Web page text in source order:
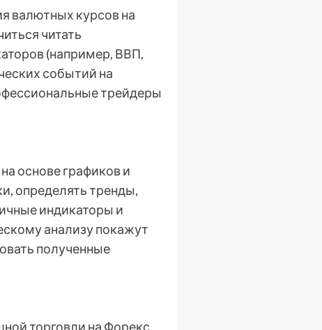
валютных курсов на
читать
(например, ВВП,
событий на
трейдеры
основе графиков и
определять тренды,
индикаторы и
анализу покажут
полученные
торговли на Форекс.